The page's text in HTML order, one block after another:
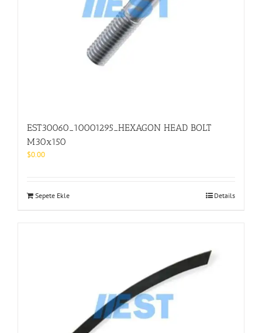
EST30060_10001295_HEXAGON HEAD BOLT
M30x150
$0.00
Sepete Ekle Details